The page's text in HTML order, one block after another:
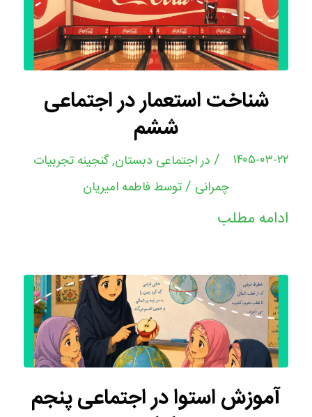
شناخت استعمار در اجتماعی
ششم
۱۴۰۵-۰۳-۲۲ / دراجتماعی دبستان,گنجینه تجربیات
چمرانی /توسطفاطمه امیریان
ادامه مطلب
آموزش استوا در اجتماعی پنجم